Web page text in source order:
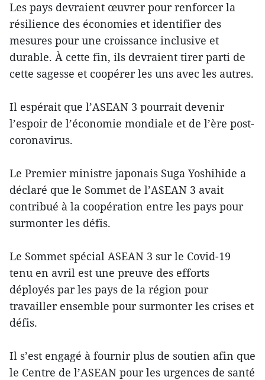
Les pays devraient œuvrer pour renforcer la
résilience des économies et identifier des
mesures pour une croissance inclusive et
durable. À cette fin, ils devraient tirer parti de
cette sagesse et coopérer les uns avec les autres.
Il espérait que l’ASEAN 3 pourrait devenir
l’espoir de l’économie mondiale et de l’ère post-
coronavirus.
Le Premier ministre japonais Suga Yoshihide a
déclaré que le Sommet de l’ASEAN 3 avait
contribué à la coopération entre les pays pour
surmonter les défis.
Le Sommet spécial ASEAN 3 sur le Covid-19
tenu en avril est une preuve des efforts
déployés par les pays de la région pour
travailler ensemble pour surmonter les crises et
défis.
Il s’est engagé à fournir plus de soutien afin que
le Centre de l’ASEAN pour les urgences de santé